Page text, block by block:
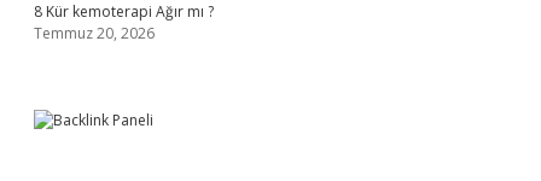
8 Kür kemoterapi Ağır mı ?
Temmuz 20, 2026